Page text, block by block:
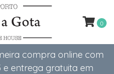
compra online com
e entrega gratuita em
0